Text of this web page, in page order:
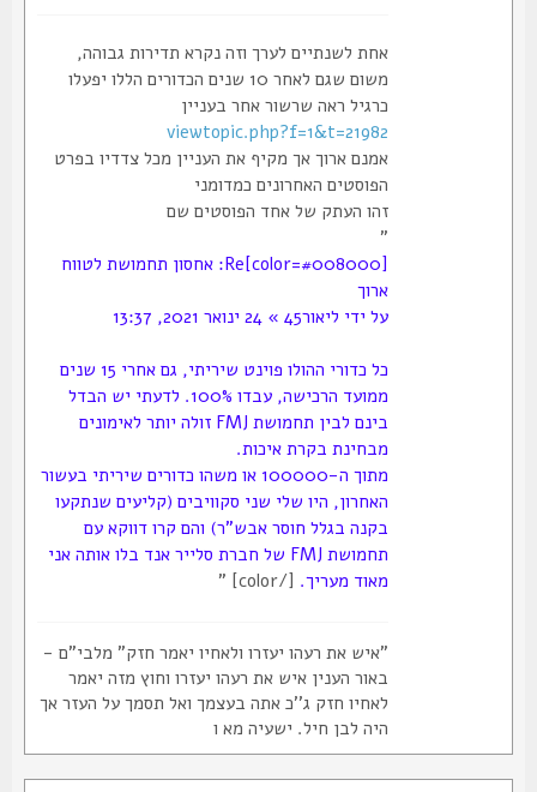
אחת לשנתיים לערך וזה נקרא תדירות גבוהה,
משום שגם לאחר 10 שנים הכדורים הללו יפעלו
כרגיל ראה שרשור אחר בעניין
viewtopic.php?f=1&t=21982
אמנם ארוך אך מקיף את העניין מכל צדדיו בפרט
הפוסטים האחרונים כמדומני
זהו העתק של אחד הפוסטים שם
[color=#008000]Re: אחסון תחמושת לטווח
על ידי ליאור45 » 24 ינואר 2021, 13:37
כל כדורי ההולו פוינט שיריתי, גם אחרי 15 שנים
ממועד הרכישה, עבדו 100%. לדעתי יש הבדל
בינם לבין תחמושת FMJ זולה יותר לאימונים
מבחינת בקרת איכות.
מתוך ה-100000 או משהו כדורים שיריתי בעשור
האחרון, היו שלי שני סקוויבים (קליעים שנתקעו
בקנה בגלל חוסר אבש"ר) והם קרו דווקא עם
תחמושת FMJ של חברת סלייר אנד בלו אותה אני
מאוד מעריך.[/color] "
"איש את רעהו יעזרו ולאחיו יאמר חזק" מלבי"ם -
באור הענין איש את רעהו יעזרו וחוץ מזה יאמר
לאחיו חזק ג''כ אתה בעצמך ואל תסמך על העזר אך
היה לבן חיל. ישעיה מא ו